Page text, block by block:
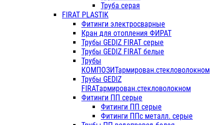
Труба серая
FIRAT PLASTIK
Фитинги электросварные
Кран для отопления ФИРАТ
Трубы GEDIZ FIRAT серые
Трубы GEDIZ FIRAT белые
Трубы
КОМПОЗИТармирован.стекловолокном
Трубы GEDIZ
FIRATармирован.стекловолокном
Фитинги ПП серые
Фитинги ПП серые
Фитинги ППс металл. серые